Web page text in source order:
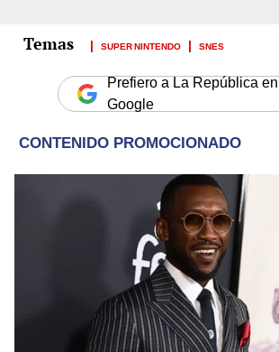
SUPER NINTENDO SNES
Prefiero a La República en
Google